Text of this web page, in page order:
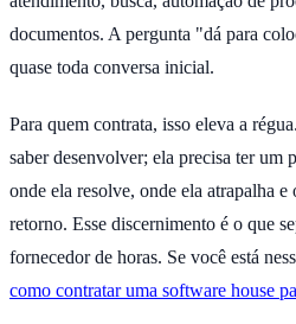
documentos. A pergunta "dá para
quase toda conversa inicial.
Para quem contrata, isso eleva a
saber desenvolver; ela precisa ter
onde ela resolve, onde ela atrapalha e
retorno. Esse discernimento é o que
fornecedor de horas. Se você está
como contratar uma software house